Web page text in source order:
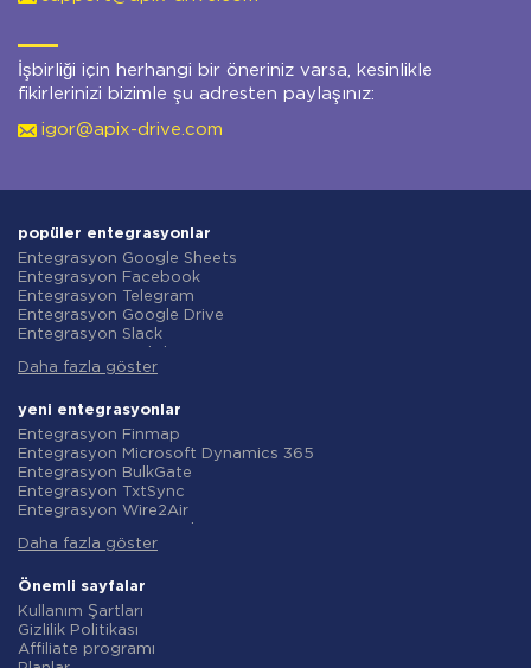
İşbirliği için herhangi bir öneriniz varsa, kesinlikle
fikirlerinizi bizimle şu adresten paylaşınız:
igor@apix-drive.com
popüler entegrasyonlar
Entegrasyon Google Sheets
Entegrasyon Facebook
Entegrasyon Telegram
Entegrasyon Google Drive
Entegrasyon Slack
Entegrasyon Gmail
Entegrasyon ClickUp
Entegrasyon Airtable
Entegrasyon Google Contacts
Entegrasyon OpenAI (ChatGPT)
Entegrasyon Instagram
Entegrasyon ActiveCampaign
Entegrasyon Typeform
Entegrasyon Salesforce CRM
Entegrasyon Notion
Entegrasyon AWeber
Entegrasyon Asana
Entegrasyon ZOHO CRM
Daha fazla göster
yeni entegrasyonlar
Entegrasyon Finmap
Entegrasyon Microsoft Dynamics 365
Entegrasyon BulkGate
Entegrasyon TxtSync
Entegrasyon Wire2Air
Entegrasyon Infobip
Entegrasyon AtomPark
Entegrasyon TXTImpact
Entegrasyon Campaign Monitor
Entegrasyon CM.com
Entegrasyon D7 Networks
Daha fazla göster
Önemli sayfalar
Kullanım Şartları
Gizlilik Politikası
Affiliate programı